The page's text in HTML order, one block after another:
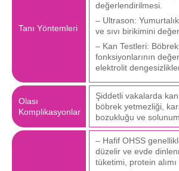
Tanı Yöntemleri
değerlendirilmesi.
– Ultrason:
ve sıvı birikimini
– Kan Testleri:
fonksiyonlarının
elektrolit
Olası
Komplikasyonlar
Şiddetli vakalarda kan
böbrek yetmezliği,
bozukluğu ve solunum
– Hafif OHSS
düzelir ve evde
tüketimi, protein